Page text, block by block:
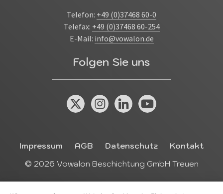
Telefon: +49 (0)37468 60-0
Telefax: +49 (0)37468 60-254
E-Mail: info@vowalon.de
Folgen Sie uns
X (Twitter)InstagramLinkedin
Das Kleingedruckte
© 2026 Vowalon Beschichtung GmbH Treuen
Impressum AGB Datenschutz Kontakt